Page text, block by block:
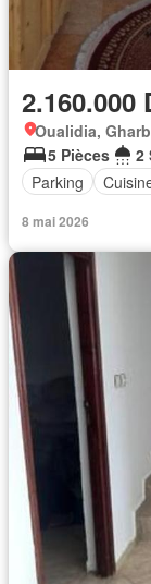
2.160.000
Oualidia,
5 Pièces
2
Parking
8 mai 2026